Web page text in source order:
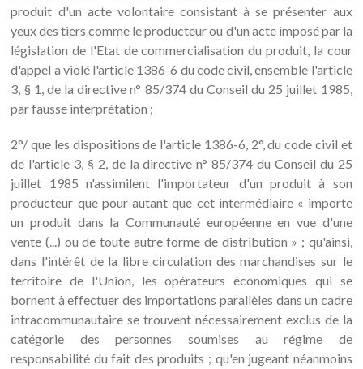
produit d'un acte volontaire consistant à se présenter aux
yeux des tiers comme le producteur ou d'un acte imposé par la
législation de l'Etat de commercialisation du produit, la cour
d'appel a violé l'article 1386-6 du code civil, ensemble l'article
3, § 1, de la directive n° 85/374 du Conseil du 25 juillet 1985,
par fausse interprétation ;
2°/ que les dispositions de l'article 1386-6, 2°, du code civil et
de l'article 3, § 2, de la directive n° 85/374 du Conseil du 25
juillet 1985 n'assimilent l'importateur d'un produit à son
producteur que pour autant que cet intermédiaire « importe
un produit dans la Communauté européenne en vue d'une
vente (...) ou de toute autre forme de distribution » ; qu'ainsi,
dans l'intérêt de la libre circulation des marchandises sur le
territoire de l'Union, les opérateurs économiques qui se
bornent à effectuer des importations parallèles dans un cadre
intracommunautaire se trouvent nécessairement exclus de la
catégorie des personnes soumises au régime de
responsabilité du fait des produits ; qu'en jugeant néanmoins